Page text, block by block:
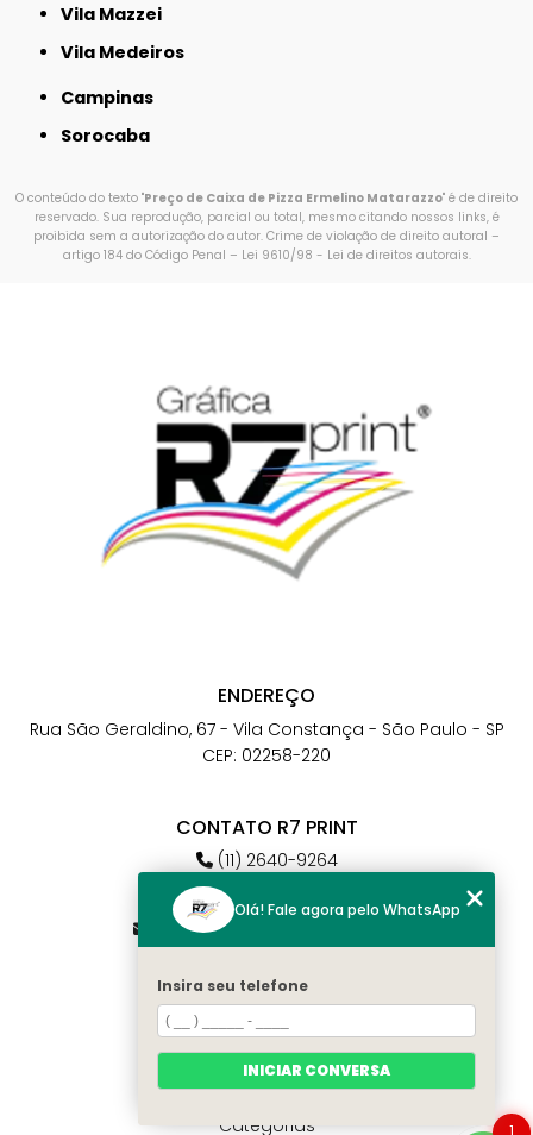
Vila Mazzei
Vila Medeiros
Campinas
Sorocaba
O conteúdo do texto "Preço de Caixa de Pizza Ermelino Matarazzo" é de direito
reservado. Sua reprodução, parcial ou total, mesmo citando nossos links, é
proibida sem a autorização do autor. Crime de violação de direito autoral –
artigo 184 do Código Penal – Lei 9610/98 - Lei de direitos autorais.
ENDEREÇO
Rua São Geraldino, 67 - Vila Constança - São Paulo - SP
CEP: 02258-220
CONTATO R7 PRINT
(11) 2640-9264
(11) 98784-6664
atendimento@r7print.com.br
MENU
Home
Quem somos
Contato
Categorias
1
Olá! Fale agora pelo WhatsApp
Insira seu telefone
INICIAR CONVERSA